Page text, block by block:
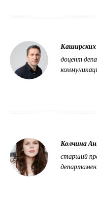
Каширских
доцент
Колчина
старший